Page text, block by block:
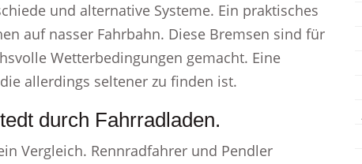
und alternative Systeme. Ein praktisches
auf nasser Fahrbahn. Diese Bremsen sind für
Wetterbedingungen gemacht. Eine
allerdings seltener zu finden ist.
durch Fahrradladen.
Vergleich. Rennradfahrer und Pendler